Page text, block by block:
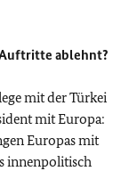
Auftritte ablehnt?
mit der Türkei
mit Europa:
Europas mit
innenpolitisch